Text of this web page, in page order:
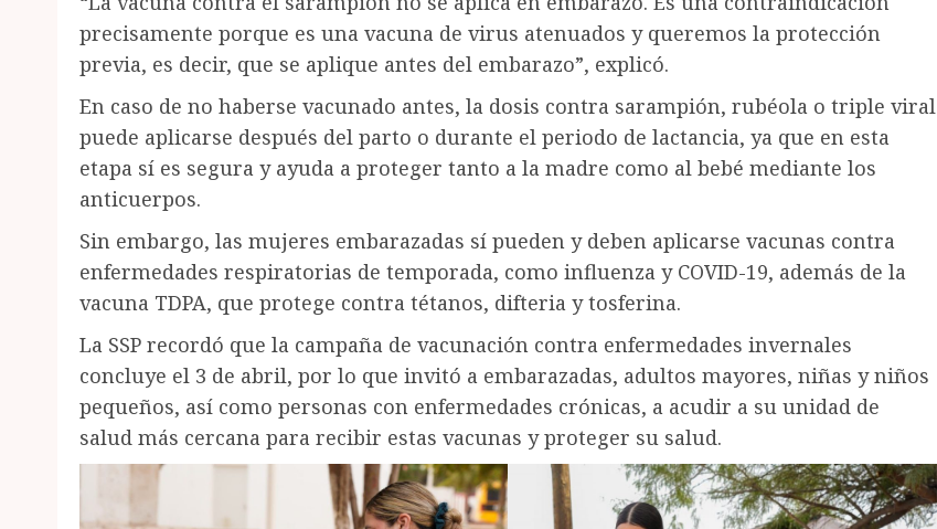
precisamente porque es una vacuna de virus atenuados y queremos la protección
previa, es decir, que se aplique antes del embarazo”, explicó.
En caso de no haberse vacunado antes, la dosis contra sarampión, rubéola o triple viral
puede aplicarse después del parto o durante el periodo de lactancia, ya que en esta
etapa sí es segura y ayuda a proteger tanto a la madre como al bebé mediante los
anticuerpos.
Sin embargo, las mujeres embarazadas sí pueden y deben aplicarse vacunas contra
enfermedades respiratorias de temporada, como influenza y COVID-19, además de la
vacuna TDPA, que protege contra tétanos, difteria y tosferina.
La SSP recordó que la campaña de vacunación contra enfermedades invernales
concluye el 3 de abril, por lo que invitó a embarazadas, adultos mayores, niñas y niños
pequeños, así como personas con enfermedades crónicas, a acudir a su unidad de
salud más cercana para recibir estas vacunas y proteger su salud.